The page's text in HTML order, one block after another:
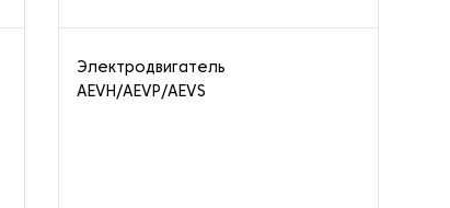
Электродвигатель
AEVH/AEVP/AEVS